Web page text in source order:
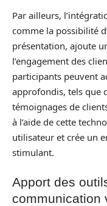
Par ailleurs,
comme la possibilité
présentation, ajoute
l’engagement des
participants peuvent
approfondis, tels que
témoignages de
à l’aide de cette
utilisateur et crée un
stimulant.
Apport des
communication